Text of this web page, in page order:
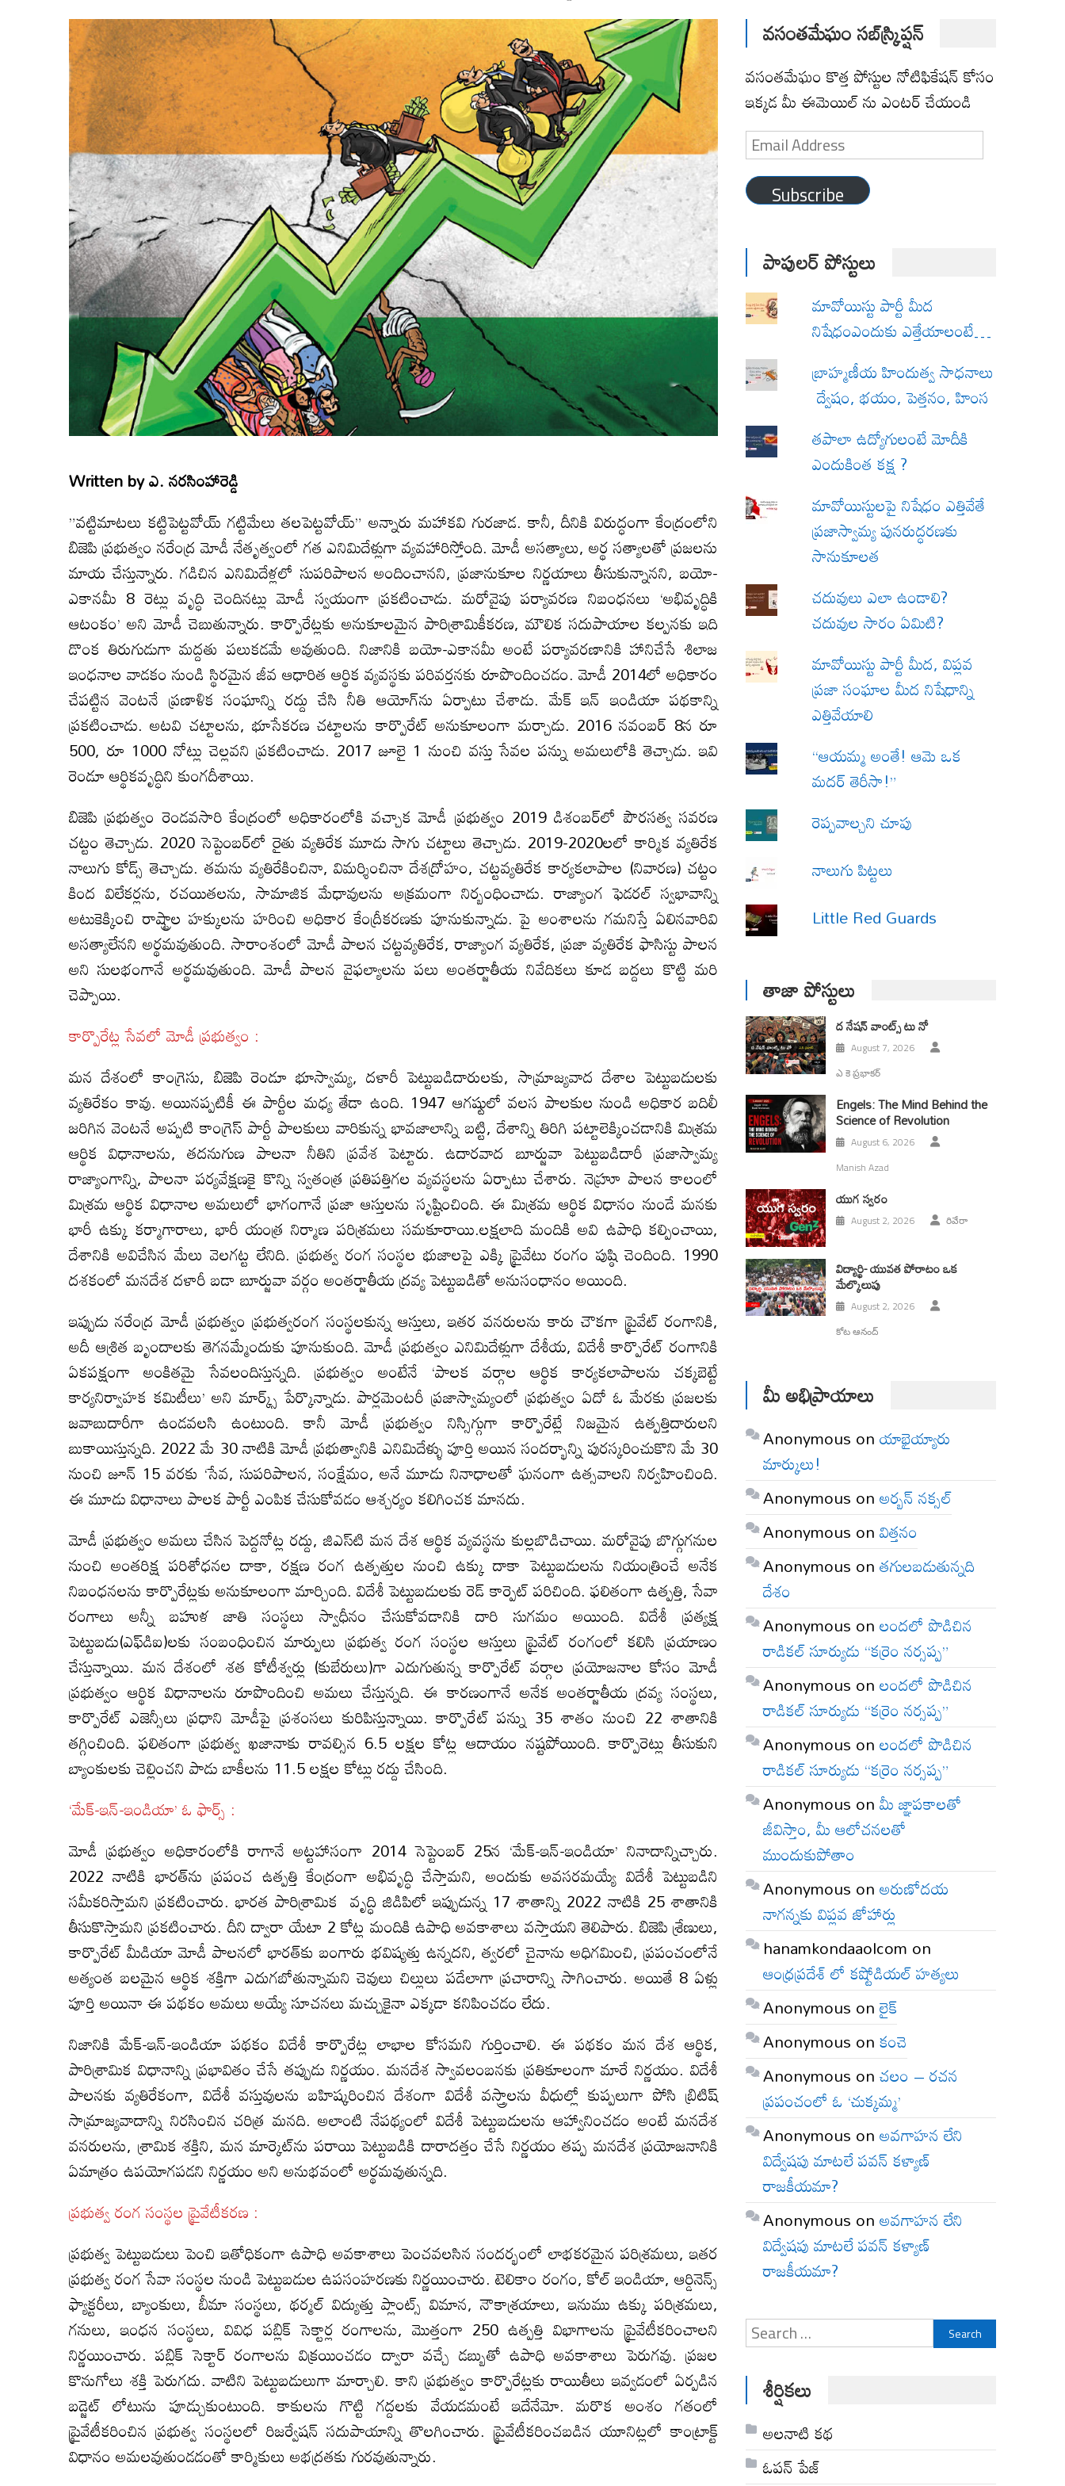
Written byఎ. నరసింహారెడ్డి
”వట్టిమాటలు కట్టిపెట్టవోయ్‌ గట్టిమేలు తలపెట్టవోయ్‌” అన్నారు మహాకవి గురజాడ. కానీ, దీనికి విరుద్ధంగా కేంద్రంలోని
బిజెపి ప్రభుత్వం నరేంద్ర మోడీ నేతృత్వంలో గత ఎనిమిదేళ్లుగా వ్యవహారిస్తోంది. మోడీ అసత్యాలు, అర్థ సత్యాలతో ప్రజలను
మాయ చేస్తున్నారు. గడిచిన ఎనిమిదేళ్లలో సుపరిపాలన అందించానని, ప్రజానుకూల నిర్ణయాలు తీసుకున్నానని, బయో-
ఎకానమీ 8 రెట్లు వృద్ధి చెందినట్లు మోడీ స్వయంగా ప్రకటించాడు. మరోవైపు పర్యావరణ నిబంధనలు ‘అభివృద్ధికి
ఆటంకం’ అని మోడీ చెబుతున్నారు. కార్పొరేట్లకు అనుకూలమైన పారిశ్రామికీకరణ, మౌలిక సదుపాయాల కల్పనకు ఇది
డొంక తిరుగుడుగా మద్దతు పలుకడమే అవుతుంది. నిజానికి బయో-ఎకానమీ అంటే పర్యావరణానికి హానిచేసే శిలాజ
ఇంధనాల వాడకం నుండి స్థిరమైన జీవ ఆధారిత ఆర్థిక వ్యవస్థకు పరివర్తనకు రూపొందించడం. మోడీ 2014లో అధికారం
చేపట్టిన వెంటనే ప్రణాళిక సంఘాన్ని రద్దు చేసి నీతి ఆయోగ్‌ను ఏర్పాటు చేశాడు. మేక్‌ ఇన్‌ ఇండియా పథకాన్ని
ప్రకటించాడు. అటవి చట్టాలను, భూసేకరణ చట్టాలను కార్పొరేట్‌ అనుకూలంగా మర్చాడు. 2016 నవంబర్‌ 8న రూ
500, రూ 1000 నోట్లు చెల్లవని ప్రకటించాడు. 2017 జూలై 1 నుంచి వస్తు సేవల పన్ను అమలులోకి తెచ్చాడు. ఇవి
రెండూ ఆర్థికవృద్ధిని కుంగదీశాయి.
బిజెపి ప్రభుత్వం రెండవసారి కేంద్రంలో అధికారంలోకి వచ్చాక మోడీ ప్రభుత్వం 2019 డిశంబర్‌లో పౌరసత్వ సవరణ
చట్టం తెచ్చాడు. 2020 సెప్టెంబర్‌లో రైతు వ్యతిరేక మూడు సాగు చట్టాలు తెచ్చాడు. 2019-2020లలో కార్మిక వ్యతిరేక
నాలుగు కోడ్స్‌ తెచ్చాడు. తమను వ్యతిరేకించినా, విమర్శించినా దేశద్రోహం, చట్టవ్యతిరేక కార్యకలాపాల (నివారణ) చట్టం
కింద విలేకర్లను, రచయితలను, సామాజిక మేధావులను అక్రమంగా నిర్బంధించాడు. రాజ్యాంగ ఫెడరల్‌ స్వభావాన్ని
అటుకెక్కించి రాష్ట్రాల హక్కులను హరించి అధికార కేంద్రీకరణకు పూనుకున్నాడు. పై అంశాలను గమనిస్తే ఏలినవారివి
అసత్యాలేనని అర్థమవుతుంది. సారాంశంలో మోడీ పాలన చట్టవ్యతిరేక, రాజ్యాంగ వ్యతిరేక, ప్రజా వ్యతిరేక ఫాసిస్టు పాలన
అని సులభంగానే అర్థమవుతుంది. మోడీ పాలన వైఫల్యాలను పలు అంతర్జాతీయ నివేదికలు కూడ బద్దలు కొట్టి మరి
చెప్పాయి.
కార్పొరేట్ల సేవలో మోడీ ప్రభుత్వం :
మన దేశంలో కాంగ్రెసు, బిజెపి రెండూ భూస్వామ్య, దళారీ పెట్టుబడిదారులకు, సామ్రాజ్యవాద దేశాల పెట్టుబడులకు
వ్యతిరేకం కావు. అయినప్పటికీ ఈ పార్టీల మధ్య తేడా ఉంది. 1947 ఆగష్టులో వలస పాలకుల నుండి అధికార బదిలీ
జరిగిన వెంటనే అప్పటి కాంగ్రెస్‌ పార్టీ పాలకులు వారికున్న భావజాలాన్ని బట్టి, దేశాన్ని తిరిగి పట్టాలెక్కించడానికి మిశ్రమ
ఆర్థిక విధానాలను, తదనుగుణ పాలనా నీతిని ప్రవేశ పెట్టారు. ఉదారవాద బూర్జువా పెట్టుబడిదారీ ప్రజాస్వామ్య
రాజ్యాంగాన్ని, పాలనా పర్యవేక్షణకై కొన్ని స్వతంత్ర ప్రతిపత్తిగల వ్యవస్థలను ఏర్పాటు చేశారు. నెహ్రూ పాలన కాలంలో
మిశ్రమ ఆర్థిక విధానాల అమలులో భాగంగానే ప్రజా ఆస్తులను సృష్టించింది. ఈ మిశ్రమ ఆర్థిక విధానం నుండే మనకు
భారీ ఉక్కు కర్మాగారాలు, భారీ యంత్ర నిర్మాణ పరిశ్రమలు సమకూరాయి.లక్షలాది మందికి అవి ఉపాధి కల్పించాయి,
దేశానికి అవిచేసిన మేలు వెలగట్ట లేనిది. ప్రభుత్వ రంగ సంస్థల భుజాలపై ఎక్కి ప్రైవేటు రంగం పుష్ఠి చెందింది. 1990
దశకంలో మనదేశ దళారీ బడా బూర్జువా వర్గం అంతర్జాతీయ ద్రవ్య పెట్టుబడితో అనుసంధానం అయింది.
ఇప్పుడు నరేంద్ర మోడీ ప్రభుత్వం ప్రభుత్వరంగ సంస్థలకున్న ఆస్తులు, ఇతర వనరులను కారు చౌకగా ప్రైవేట్‌ రంగానికి,
అదీ ఆశ్రిత బృందాలకు తెగనమ్మేందుకు పూనుకుంది. మోడీ ప్రభుత్వం ఎనిమిదేళ్లుగా దేశీయ, విదేశీ కార్పొరేట్‌ రంగానికి
ఏకపక్షంగా అంకితమై సేవలందిస్తున్నది. ప్రభుత్వం అంటేనే ‘పాలక వర్గాల ఆర్థిక కార్యకలాపాలను చక్కబెట్టే
కార్యనిర్వాహక కమిటీలు’ అని మార్క్స్‌ పేర్కొన్నాడు. పార్లమెంటరీ ప్రజాస్వామ్యంలో ప్రభుత్వం ఏదో ఓ మేరకు ప్రజలకు
జవాబుదారీగా ఉండవలసి ఉంటుంది. కానీ మోడీ ప్రభుత్వం నిస్సిగ్గుగా కార్పొరేట్లే నిజమైన ఉత్పత్తిదారులని
బుకాయిస్తున్నది. 2022 మే 30 నాటికి మోడీ ప్రభుత్వానికి ఎనిమిదేళ్ళు పూర్తి అయిన సందర్భాన్ని పురస్కరించుకొని మే 30
నుంచి జూన్‌ 15 వరకు ‘సేవ, సుపరిపాలన, సంక్షేమం, అనే మూడు నినాధాలతో ఘనంగా ఉత్సవాలని నిర్వహించింది.
ఈ మూడు విధానాలు పాలక పార్టీ ఎంపిక చేసుకోవడం ఆశ్చర్యం కలిగించక మానదు.
మోడీ ప్రభుత్వం అమలు చేసిన పెద్దనోట్ల రద్దు, జిఎస్‌టి మన దేశ ఆర్థిక వ్యవస్థను కుల్లబొడిచాయి. మరోవైపు బొగ్గుగనుల
నుంచి అంతరిక్ష పరిశోధనల దాకా, రక్షణ రంగ ఉత్పత్తుల నుంచి ఉక్కు దాకా పెట్టుబడులను నియంత్రించే అనేక
నిబంధనలను కార్పొరేట్లకు అనుకూలంగా మార్చింది. విదేశీ పెట్టుబడులకు రెడ్‌ కార్పెట్‌ పరిచింది. ఫలితంగా ఉత్పత్తి, సేవా
రంగాలు అన్నీ బహుళ జాతి సంస్థలు స్వాధీనం చేసుకోవడానికి దారి సుగమం అయింది. విదేశీ ప్రత్యక్ష
పెట్టుబడు(ఎఫ్‌డిఐ)లకు సంబంధించిన మార్పులు ప్రభుత్వ రంగ సంస్థల ఆస్తులు ప్రైవేట్‌ రంగంలో కలిసి ప్రయాణం
చేస్తున్నాయి. మన దేశంలో శత కోటీశ్వర్లు (కుబేరులు)గా ఎదుగుతున్న కార్పొరేట్‌ వర్గాల ప్రయోజనాల కోసం మోడీ
ప్రభుత్వం ఆర్థిక విధానాలను రూపొందించి అమలు చేస్తున్నది. ఈ కారణంగానే అనేక అంతర్జాతీయ ద్రవ్య సంస్థలు,
కార్పొరేట్‌ ఎజెన్సీలు ప్రధాని మోడీపై ప్రశంసలు కురిపిస్తున్నాయి. కార్పొరేట్‌ పన్ను 35 శాతం నుంచి 22 శాతానికి
తగ్గించింది. ఫలితంగా ప్రభుత్వ ఖజానాకు రావల్సిన 6.5 లక్షల కోట్ల ఆదాయం నష్టపోయింది. కార్పొరెట్లు తీసుకుని
బ్యాంకులకు చెల్లించని పాడు బాకీలను 11.5 లక్షల కోట్లు రద్దు చేసింది.
‘మేక్‌-ఇన్‌-ఇండియా’ ఓ ఫార్స్‌ :
మోడీ ప్రభుత్వం అధికారంలోకి రాగానే అట్టహాసంగా 2014 సెప్టెంబర్‌ 25న ‘మేక్‌-ఇన్‌-ఇండియా’ నినాదాన్నిచ్చారు.
2022 నాటికి భారత్‌ను ప్రపంచ ఉత్పత్తి కేంద్రంగా అభివృద్ధి చేస్తామని, అందుకు అవసరమయ్యే విదేశీ పెట్టుబడిని
సమీకరిస్తామని ప్రకటించారు. భారత పారిశ్రామిక వృద్ధి జిడిపిలో ఇప్పుడున్న 17 శాతాన్ని 2022 నాటికి 25 శాతానికి
తీసుకొస్తామని ప్రకటించారు. దీని ద్వారా యేటా 2 కోట్ల మందికి ఉపాధి అవకాశాలు వస్తాయని తెలిపారు. బిజెపి శ్రేణులు,
కార్పొరేట్‌ మీడియా మోడీ పాలనలో భారత్‌కు బంగారు భవిష్యత్తు ఉన్నదని, త్వరలో చైనాను అధిగమించి, ప్రపంచంలోనే
అత్యంత బలమైన ఆర్థిక శక్తిగా ఎదుగబోతున్నామని చెవులు చిల్లులు పడేలాగా ప్రచారాన్ని సాగించారు. అయితే 8 ఏళ్లు
పూర్తి అయినా ఈ పథకం అమలు అయ్యే సూచనలు మచ్చుకైనా ఎక్కడా కనిపించడం లేదు.
నిజానికి మేక్‌-ఇన్‌-ఇండియా పథకం విదేశీ కార్పొరేట్ల లాభాల కోసమని గుర్తించాలి. ఈ పథకం మన దేశ ఆర్థిక,
పారిశ్రామిక విధానాన్ని ప్రభావితం చేసే తప్పుడు నిర్ణయం. మనదేశ స్వావలంబనకు ప్రతికూలంగా మారే నిర్ణయం. విదేశీ
పాలనకు వ్యతిరేకంగా, విదేశీ వస్తువులను బహిష్కరించిన దేశంగా విదేశీ వస్త్రాలను వీధుల్లో కుప్పలుగా పోసి బ్రిటిష్‌
సామ్రాజ్యవాదాన్ని నిరసించిన చరిత్ర మనది. అలాంటి నేపథ్యంలో విదేశీ పెట్టుబడులను ఆహ్వానించడం అంటే మనదేశ
వనరులను, శ్రామిక శక్తిని, మన మార్కెట్‌ను పరాయి పెట్టుబడికి దారాదత్తం చేసే నిర్ణయం తప్ప మనదేశ ప్రయోజనానికి
ఏమాత్రం ఉపయోగపడని నిర్ణయం అని అనుభవంలో అర్థమవుతున్నది.
ప్రభుత్వ రంగ సంస్థల ప్రైవేటీకరణ :
ప్రభుత్వ పెట్టుబడులు పెంచి ఇతోధికంగా ఉపాధి అవకాశాలు పెంచవలసిన సందర్భంలో లాభకరమైన పరిశ్రమలు, ఇతర
ప్రభుత్వ రంగ సేవా సంస్థల నుండి పెట్టుబడుల ఉపసంహరణకు నిర్ణయించారు. టెలికాం రంగం, కోల్‌ ఇండియా, ఆర్డినెన్స్‌
ఫ్యాక్టరీలు, బ్యాంకులు, బీమా సంస్థలు, థర్మల్‌ విద్యుత్తు ప్లాంట్స్‌ విమాన, నౌకాశ్రయాలు, ఇనుము ఉక్కు పరిశ్రమలు,
గనులు, ఇంధన సంస్థలు, వివిధ పబ్లిక్‌ సెక్టార్ల రంగాలను, మొత్తంగా 250 ఉత్పత్తి విభాగాలను ప్రైవేటీకరించాలని
నిర్ణయించారు. పబ్లిక్‌ సెక్టార్‌ రంగాలను విక్రయించడం ద్వారా వచ్చే డబ్బుతో ఉపాధి అవకాశాలు పెరుగవు. ప్రజల
కొనుగోలు శక్తి పెరుగదు. వాటిని పెట్టుబడులుగా మార్చాలి. కాని ప్రభుత్వం కార్పొరేట్లకు రాయితీలు ఇవ్వడంలో ఏర్పడిన
బడ్జెట్‌ లోటును పూడ్చుకుంటుంది. కాకులను గొట్టి గద్దలకు వేయడమంటే ఇదేనేమో. మరొక అంశం గతంలో
ప్రైవేటీకరించిన ప్రభుత్వ సంస్థలలో రిజర్వేషన్‌ సదుపాయాన్ని తొలగించారు. ప్రైవేటీకరించబడిన యూనిట్లలో కాంట్రాక్ట్‌
విధానం అమలవుతుండడంతో కార్మికులు అభద్రతకు గురవుతున్నారు.
వసంతమేఘం సబ్‌స్క్రిప్షన్
వసంతమేఘం కొత్త పోస్టుల నోటిఫికేషన్ కోసం
ఇక్కడ మీ ఈమెయిల్ ను ఎంటర్ చేయండి
Email
Address
Subscribe
పాపులర్ పోస్టులు
మావోయిస్టు పార్టీ మీద
నిషేధంఎందుకు ఎత్తేయాలంటే…
బ్రాహ్మణీయ హిందుత్వ సాధనాలు
ద్వేషం, భయం, పెత్తనం, హింస
త‌పాలా ఉద్యోగులంటే మోదీకి
ఎందుకింత కక్ష ?
మావోయిస్టులపై నిషేధం ఎత్తివేతే
ప్రజాస్వామ్య పునరుద్ధరణకు
సానుకూలత
చదువులు ఎలా ఉండాలి?
చదువుల సారం ఏమిటి?
మావోయిస్టు పార్టీ మీద, విప్లవ
ప్రజా సంఘాల మీద నిషేధాన్ని
ఎత్తివేయాలి
“ఆయమ్మ అంతే! ఆమె ఒక
మదర్ తెరీసా!”
రెప్పవాల్చని చూపు
నాలుగు పిట్టలు
Little Red Guards
తాజా పోస్టులు
ద నేషన్ వాంట్స్ టు నో
August 7, 2026
ఎ కె ప్రభాకర్
Engels: The Mind Behind the
Science of Revolution
August 6, 2026
Manish Azad
యుగ స్వ‌రం
August 2, 2026 రివేరా
విద్యార్థి- యువత పోరాటం ఒక
మేల్కొలుపు
August 2, 2026
కోట ఆనంద్
మీ అభిప్రాయాలు
Anonymous onయాభైయ్యారు
మార్కులు!
Anonymous onఅర్బన్ నక్సల్
Anonymous onవిత్తనం
Anonymous onతగులబడుతున్నది
దేశం
Anonymous onలందలో పొడిచిన
రాడికల్ సూర్యుడు “కర్రెం నర్సప్ప”
Anonymous onలందలో పొడిచిన
రాడికల్ సూర్యుడు “కర్రెం నర్సప్ప”
Anonymous onలందలో పొడిచిన
రాడికల్ సూర్యుడు “కర్రెం నర్సప్ప”
Anonymous onమీ జ్ఞాపకాలతో
జీవిస్తాం, మీ ఆలోచనలతో
ముందుకుపోతాం
Anonymous onఅరుణోదయ
నాగన్నకు విప్లవ జోహార్లు
hanamkondaaolcom on
ఆంధ్రప్రదేశ్ లో కష్టోడియల్ హత్యలు
Anonymous onలైక్
Anonymous onకంచె
Anonymous onచలం – రచన
ప్రపంచంలో ఓ ‘చుక్కమ్మ’
Anonymous onఅవగాహన లేని
విద్వేషపు మాటలే పవన్ కళ్యాణ్
రాజకీయమా?
Anonymous onఅవగాహన లేని
విద్వేషపు మాటలే పవన్ కళ్యాణ్
రాజకీయమా?
Search
for:
శీర్షికలు
అల‌నాటి క‌థ‌
ఓపన్ పేజ్